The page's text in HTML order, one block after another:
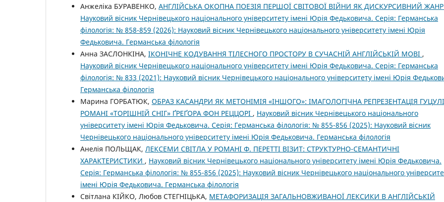
Анжеліка БУРАВЕНКО, АНГЛІЙСЬКА ОКОПНА ПОЕЗІЯ ПЕРШОЇ СВІТОВОЇ ВІЙНИ ЯК ДИСКУРСИВНИЙ ЖАНР
Науковий вісник Чернівецького національного університету імені Юрія Федьковича. Серія: Германська
філологія: № 858-859 (2026): Науковий вісник Чернівецького національного університету імені Юрія
Федьковича. Германська філологія
Анна ЗАСЛОНКІНА, ІКОНІЧНЕ КОДУВАННЯ ТІЛЕСНОГО ПРОСТОРУ В СУЧАСНІЙ АНГЛІЙСЬКІЙ МОВІ ,
Науковий вісник Чернівецького національного університету імені Юрія Федьковича. Серія: Германська
філологія: № 833 (2021): Науковий вісник Чернівецького національного університету імені Юрія
Германська філологія
Марина ГОРБАТЮК, ОБРАЗ КАСАНДРИ ЯК МЕТОНІМІЯ «ІНШОГО»: ІМАГОЛОГІЧНА РЕПРЕЗЕНТАЦІЯ
РОМАНІ «ТОРІШНІЙ СНІГ» ҐРЕҐОРА ФОН РЕЦЦОРІ , Науковий вісник Чернівецького національного
університету імені Юрія Федьковича. Серія: Германська філологія: № 855-856 (2025): Науковий вісник
Чернівецького національного університету імені Юрія Федьковича. Германська філологія
Анелія ПОЛЬЩАК, ЛЕКСЕМИ СВІТЛА У РОМАНІ Ф. ПЕРЕТТІ ВІЗИТ: СТРУКТУРНО-СЕМАНТИЧНІ
ХАРАКТЕРИСТИКИ , Науковий вісник Чернівецького національного університету імені Юрія Федьковича.
Серія: Германська філологія: № 855-856 (2025): Науковий вісник Чернівецького національного
імені Юрія Федьковича. Германська філологія
Світлана КІЙКО, Любов СТЕГНІЦЬКА, МЕТАФОРИЗАЦІЯ ЗАГАЛЬНОВЖИВАНОЇ ЛЕКСИКИ В АНГЛІЙСЬКІЙ